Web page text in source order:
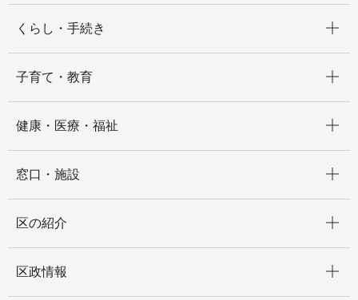
くらし・手続き
子育て・教育
健康・医療・福祉
窓口・施設
区の紹介
区政情報